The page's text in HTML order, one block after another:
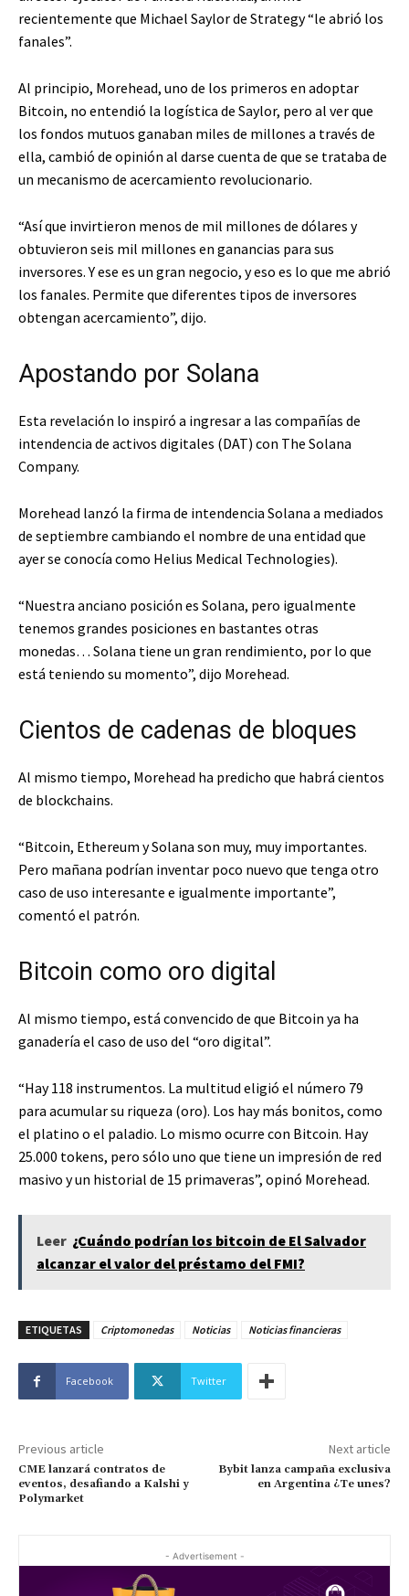
recientemente que Michael Saylor de Strategy “le abrió los
fanales”.
Al principio, Morehead, uno de los primeros en adoptar
Bitcoin, no entendió la logística de Saylor, pero al ver que
los fondos mutuos ganaban miles de millones a través de
ella, cambió de opinión al darse cuenta de que se trataba de
un mecanismo de acercamiento revolucionario.
“Así que invirtieron menos de mil millones de dólares y
obtuvieron seis mil millones en ganancias para sus
inversores. Y ese es un gran negocio, y eso es lo que me abrió
los fanales. Permite que diferentes tipos de inversores
obtengan acercamiento”, dijo.
Apostando por Solana
Esta revelación lo inspiró a ingresar a las compañías de
intendencia de activos digitales (DAT) con The Solana
Company.
Morehead lanzó la firma de intendencia Solana a mediados
de septiembre cambiando el nombre de una entidad que
ayer se conocía como Helius Medical Technologies).
“Nuestra anciano posición es Solana, pero igualmente
tenemos grandes posiciones en bastantes otras
monedas… Solana tiene un gran rendimiento, por lo que
está teniendo su momento”, dijo Morehead.
Cientos de cadenas de bloques
Al mismo tiempo, Morehead ha predicho que habrá cientos
de blockchains.
“Bitcoin, Ethereum y Solana son muy, muy importantes.
Pero mañana podrían inventar poco nuevo que tenga otro
caso de uso interesante e igualmente importante”,
comentó el patrón.
Bitcoin como oro digital
Al mismo tiempo, está convencido de que Bitcoin ya ha
ganadería el caso de uso del “oro digital”.
“Hay 118 instrumentos. La multitud eligió el número 79
para acumular su riqueza (oro). Los hay más bonitos, como
el platino o el paladio. Lo mismo ocurre con Bitcoin. Hay
25.000 tokens, pero sólo uno que tiene un impresión de red
masivo y un historial de 15 primaveras”, opinó Morehead.
Leer ¿Cuándo podrían los bitcoin de El Salvador
alcanzar el valor del préstamo del FMI?
ETIQUETAS Criptomonedas Noticias Noticias financieras
Facebook Twitter
Previous article
CME lanzará contratos de
eventos, desafiando a Kalshi y
Polymarket
Next article
Bybit lanza campaña exclusiva
en Argentina ¿Te unes?
- Advertisement -